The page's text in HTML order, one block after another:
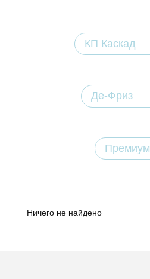
КП Каскад
Де-Фриз
Премиум
Ничего не найдено